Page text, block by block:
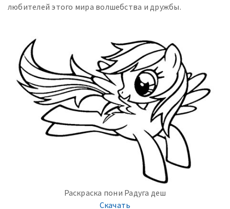
любителей этого мира волшебства и дружбы.
Раскраска пони Радуга деш
Скачать